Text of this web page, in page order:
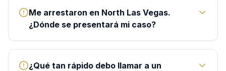
Me arrestaron en North Las Vegas.
¿Dónde se presentará mi caso?
¿Qué tan rápido debo llamar a un